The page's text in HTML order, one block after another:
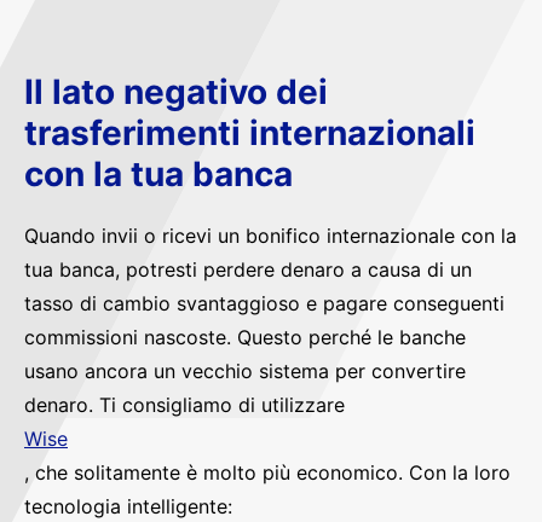
Il lato negativo dei
trasferimenti internazionali
con la tua banca
Quando invii o ricevi un bonifico internazionale con la
tua banca, potresti perdere denaro a causa di un
tasso di cambio svantaggioso e pagare conseguenti
commissioni nascoste. Questo perché le banche
usano ancora un vecchio sistema per convertire
denaro. Ti consigliamo di utilizzare
Wise
, che solitamente è molto più economico. Con la loro
tecnologia intelligente: